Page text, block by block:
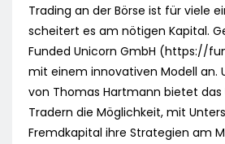
Trading an der Börse ist für viele
scheitert es am nötigen Kapital.
Funded Unicorn GmbH (https://
mit einem innovativen Modell an.
von Thomas Hartmann bietet
Tradern die Möglichkeit, mit
Fremdkapital ihre Strategien am